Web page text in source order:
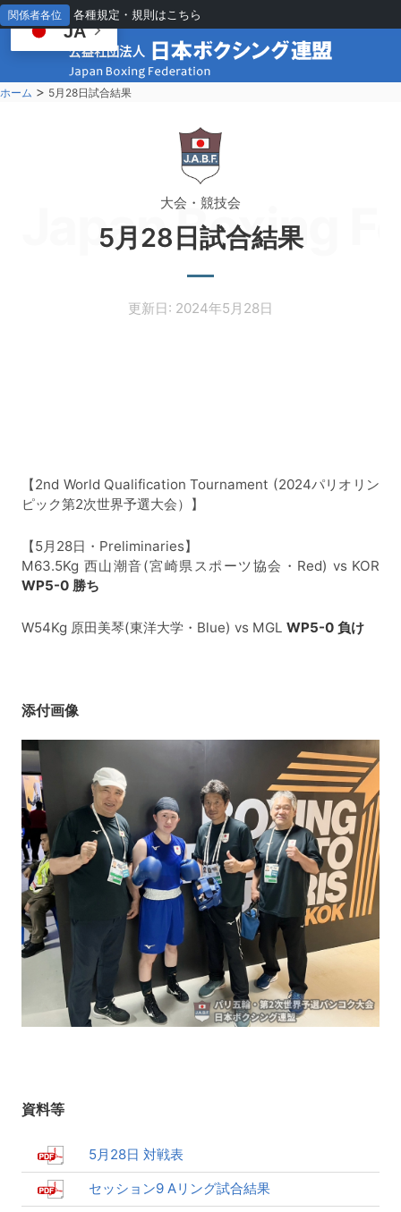
関係者各位 各種規定・規則はこちら
ホーム > 5月28日試合結果
Japan Boxing
大会・競技会
5月28日試合結果
更新日: 2024年5月28日
【2nd World Qualification Tournament (2024パリオリン
ピック第2次世界予選大会）】
【5月28日・Preliminaries】
M63.5Kg 西山潮音(宮崎県スポーツ協会・Red) vs KOR
WP5-0 勝ち
W54Kg 原田美琴(東洋大学・Blue) vs MGL WP5-0 負け
添付画像
資料等
5月28日 対戦表
セッション9 Aリング試合結果
JA